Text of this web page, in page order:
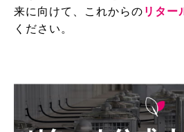
来に向けて、これからの リター
ください。